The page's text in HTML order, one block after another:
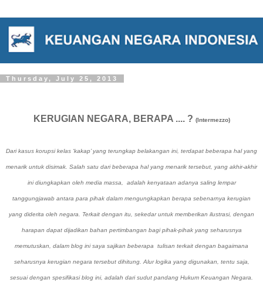
Thursday, July 25, 2013
KERUGIAN NEGARA, BERAPA .... ? (Intermezzo)
Dari kasus korupsi kelas ‘kakap’ yang terungkap belakangan ini, terdapat beberapa hal yang
menarik untuk disimak. Salah satu dari beberapa hal yang menarik tersebut, yang akhir-akhir
ini diungkapkan oleh media massa, adalah kenyataan adanya saling lempar
tanggungjawab antara para pihak dalam mengungkapkan berapa sebenarnya kerugian
yang diderita oleh negara. Terkait dengan itu, sekedar untuk memberikan ilustrasi, dengan
harapan dapat dijadikan bahan pertimbangan bagi pihak-pihak yang seharusnya
memutuskan, dalam blog ini saya sajikan beberapa tulisan terkait dengan bagaimana
seharusnya kerugian negara tersebut dihitung. Alur logika yang digunakan, tentu saja,
sesuai dengan spesifikasi blog ini, adalah dari sudut pandang Hukum Keuangan Negara.